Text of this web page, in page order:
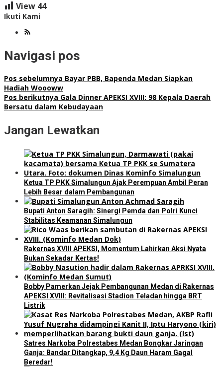
View 44
Ikuti Kami
Navigasi pos
Pos sebelumnya Bayar PBB, Bapenda Medan Siapkan
Hadiah Woooww
Pos berikutnya Gala Dinner APEKSI XVIII: 98 Kepala Daerah
Bersatu dalam Kebudayaan
Jangan Lewatkan
Ketua TP PKK Simalungun Ajak Perempuan Ambil Peran
Lebih Besar dalam Pembangunan
Bupati Anton Saragih: Sinergi Pemda dan Polri Kunci
Stabilitas Keamanan Simalungun
Rakernas XVIII APEKSI, Momentum Lahirkan Aksi Nyata
Bukan Sekadar Kertas!
Bobby Pamerkan Jejak Pembangunan Medan di Rakernas
APEKSI XVIII: Revitalisasi Stadion Teladan hingga BRT
Listrik
Satres Narkoba Polrestabes Medan Bongkar Jaringan
Ganja: Bandar Ditangkap, 9,4 Kg Daun Haram Gagal
Beredar!